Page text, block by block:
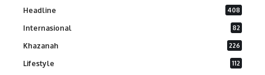
Headline 408
Internasional 82
Khazanah 226
Lifestyle 112